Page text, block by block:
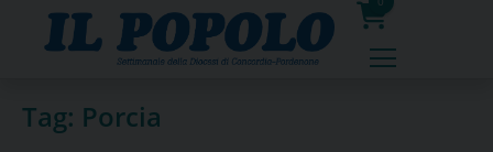
0
prodotti
Tag: Porcia